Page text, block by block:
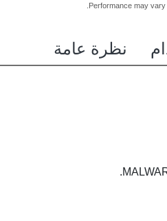
Performance may vary
نظرة عامة